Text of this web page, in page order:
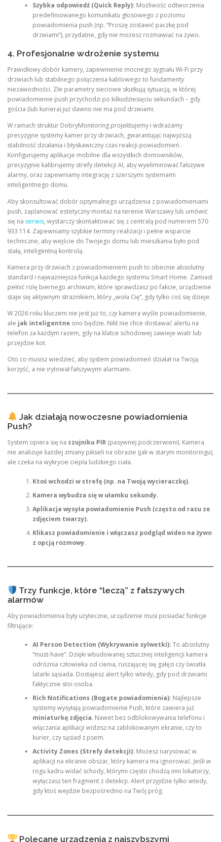
Szybka odpowiedź (Quick Reply): Możliwość odtworzenia
predefiniowanego komunikatu głosowego z poziomu
powiadomienia push (np. “Proszę zostawić paczkę pod
drzwiami”), przydatne, gdy nie możesz rozmawiać na żywo.
4. Profesjonalne wdrożenie systemu
Prawidłowy dobór kamery, zapewnienie mocnego sygnału Wi-Fi przy
drzwiach lub stabilnego połączenia kablowego to fundamenty
niezawodności. Złe parametry sieciowe skutkują sytuacją, w której
powiadomienie push przychodzi po kilkudziesięciu sekundach – gdy
gościa (lub kuriera) już dawno nie ma pod drzwiami.
W ramach struktur DobryMonitoring projektujemy i wdrażamy
precyzyjne systemy kamer przy drzwiach, gwarantując najwyższą
stabilność działania i błyskawiczny czas reakcji powiadomień.
Konfigurujemy aplikacje mobilne dla wszystkich domowników,
precyzyjnie kalibrujemy strefy detekcji AI, aby wyeliminować fałszywe
alarmy, oraz zapewniamy integrację z szerszymi systemami
inteligentnego domu.
Aby skonsultować dobór optymalnego urządzenia z powiadomieniami
push, zaplanować estetyczny montaż na terenie Warszawy lub umówić
się na serwis, wystarczy skontaktować się z centralą pod numerem 570
933 114. Zapewniamy szybkie terminy realizacji i pełne wsparcie
techniczne, aby wejście do Twojego domu lub mieszkania było pod
stałą, inteligentną kontrolą.
Kamera przy drzwiach z powiadomieniem push to obecnie absolutny
standard i najważniejsza funkcja każdego systemu Smart Home. Zamiast
pełnić rolę biernego archiwum, które sprawdzasz po fakcie, urządzenie
staje się aktywnym strażnikiem, który „woła Cię”, gdy tylko coś się dzieje.
W 2026 roku kluczem nie jest już to, czy kamera wyśle powiadomienie,
ale jak inteligentne ono będzie. Nikt nie chce dostawać alertu na
telefon za każdym razem, gdy na klatce schodowej zawieje wiatr lub
przejdzie kot.
Oto co musisz wiedzieć, aby system powiadomień działał na Twoją
korzyść, a nie irytował fałszywymi alarmami.
Jak działają nowoczesne powiadomienia
Push?
System opiera się na czujniku PIR (pasywnej podczerwieni). Kamera
nie analizuje każdej zmiany pikseli na obrazie (jak w starym monitoringu),
ale czeka na wykrycie ciepła ludzkiego ciała.
Ktoś wchodzi w strefę (np. na Twoją wycieraczkę).
Kamera wybudza się w ułamku sekundy.
Aplikacja wysyła powiadomienie Push (często od razu ze
zdjęciem twarzy).
Klikasz powiadomienie i włączasz podgląd wideo na żywo
z opcją rozmowy.
Trzy funkcje, które “leczą” z fałszywych
alarmów
Aby powiadomienia były użyteczne, urządzenie musi posiadać funkcje
filtrujące:
AI Person Detection (Wykrywanie sylwetki): To absolutny
“must-have”. Dzięki wbudowanej sztucznej inteligencji kamera
odróżnia człowieka od cienia, ruszającej się gałęzi czy światła
latarki sąsiada. Dostajesz alert tylko wtedy, gdy pod drzwiami
faktycznie stoi osoba.
Rich Notifications (Bogate powiadomienia): Najlepsze
systemy wysyłają powiadomienie Push, które zawiera już
miniaturkę zdjęcia. Nawet bez odblokowywania telefonu i
włączania aplikacji widzisz na zablokowanym ekranie, czy to
kurier, czy sąsiad z psem.
Activity Zones (Strefy detekcji): Możesz narysować w
aplikacji na ekranie obszar, który kamera ma ignorować. Jeśli w
rogu kadru widać schody, którymi często chodzą inni lokatorzy,
wyłączasz ten fragment z detekcji. Alert przyjdzie tylko wtedy,
gdy ktoś wejdzie bezpośrednio na Twój próg.
Polecane urządzenia z najszybszymi